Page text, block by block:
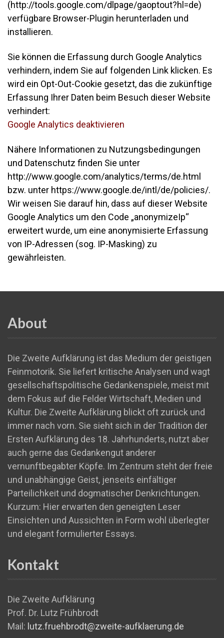
(http://tools.google.com/dlpage/gaoptout?hl=de)
verfügbare Browser-Plugin herunterladen und
installieren.
Sie können die Erfassung durch Google Analytics
verhindern, indem Sie auf folgenden Link klicken. Es
wird ein Opt-Out-Cookie gesetzt, das die zukünftige
Erfassung Ihrer Daten beim Besuch dieser Website
verhindert:
Google Analytics deaktivieren
Nähere Informationen zu Nutzungsbedingungen
und Datenschutz finden Sie unter
http://www.google.com/analytics/terms/de.html
bzw. unter https://www.google.de/intl/de/policies/.
Wir weisen Sie darauf hin, dass auf dieser Website
Google Analytics um den Code „anonymizeIp“
erweitert wurde, um eine anonymisierte Erfassung
von IP-Adressen (sog. IP-Masking) zu
gewährleisten.
About
Die Zweite Aufklärung ist das Medium der geistigen
Feinmotorik. Sie liefert kritische Analysen und wagt
gesellschaftspolitische Gedankenspiele, meist mit
dem Fokus auf die Felder Wirtschaft, Medien und
Kultur. Die Zweite Aufklärung blickt oft zurück und
immer nach vorn. Sie sieht sich in der Tradition der
Ersten Aufklärung des 18. Jahrhunderts, nutzt aber
auch gerne das Gedankengut anderer
vernunftbegabter Köpfe. Im Zentrum steht der freie
und unabhängige Geist, jenseits einfältiger
Parteilichkeit und dogmatischer Denkrichtungen.
Kurzum: Hier erwarten den geneigten Leser
Einsichten und Aussichten in Form wohl überlegter
und elegant formulierter Essays.
Kontakt
Die Zweite Aufklärung
Prof. Dr. Lutz Frühbrodt
Mail: lutz.fruehbrodt@zweite-aufklaerung.de